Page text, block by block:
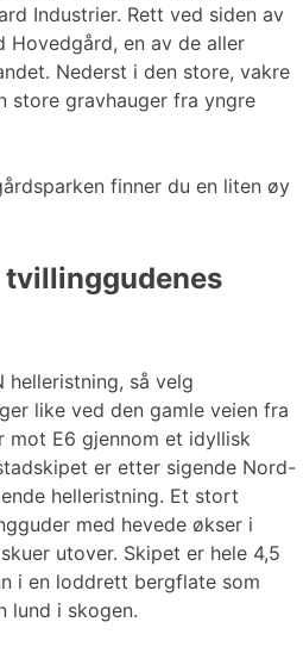
Industrier. Rett ved siden av
en av de aller
Nederst i den store, vakre
store gravhauger fra yngre
finner du en liten øy
helleristning, så velg
like ved den gamle veien fra
mot E6 gjennom et idyllisk
er etter sigende Nord-
helleristning. Et stort
med hevede økser i
utover. Skipet er hele 4,5
i en loddrett bergflate som
lund i skogen.